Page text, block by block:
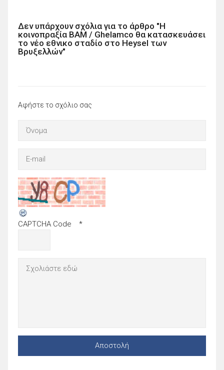
Δεν υπάρχουν σχόλια για το άρθρο "Η
κοινοπραξία BAM / Ghelamco θα κατασκευάσει
το νέο εθνικο σταδίο στο Heysel των
Βρυξελλών"
Αφήστε το σχόλιο σας
CAPTCHA Code *